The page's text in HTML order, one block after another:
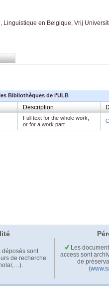
en Belgique, Vrij
Bibliothèques de l'ULB
Description
Full text for the whole work,
or for a work part
sont
de recherche
Les
access sont
de